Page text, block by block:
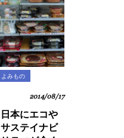
よみもの
2014/08/17
日本にエコや
サステイナビ